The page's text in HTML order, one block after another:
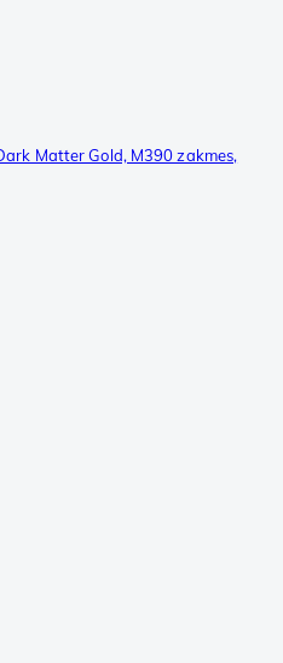
Matter Gold, M390 zakmes,